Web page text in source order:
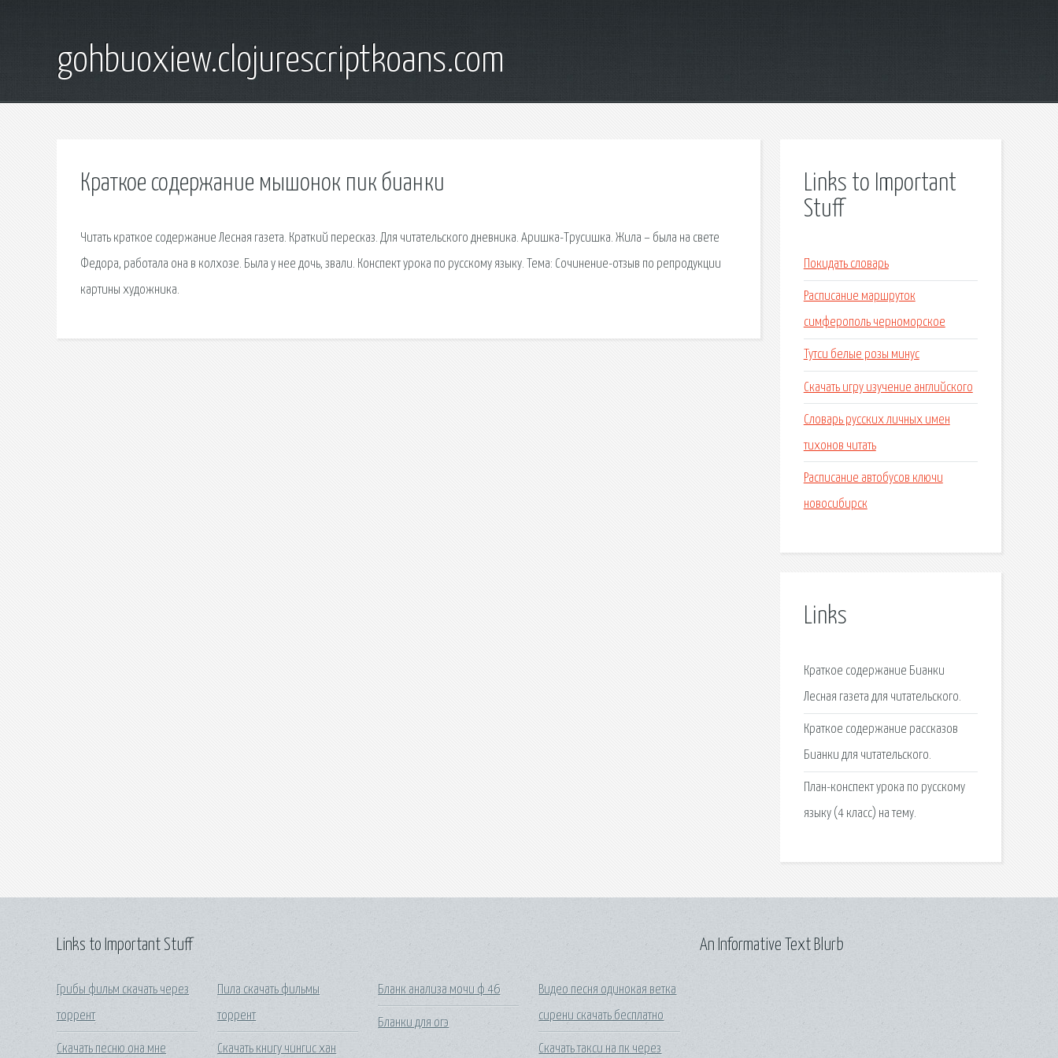
gohbuoxiew.clojurescriptkoans.com
Краткое содержание мышонок пик бианки
Читать краткое содержание Лесная газета. Краткий пересказ. Для читательского дневника. Аришка-Трусишка. Жила – была на свете
Федора, работала она в колхозе. Была у нее дочь, звали. Конспект урока по русскому языку. Тема: Сочинение-отзыв по репродукции
картины художника.
Links to Important
Stuff
Покидать словарь
Расписание маршруток
симферополь черноморское
Тутси белые розы минус
Скачать игру изучение английского
Словарь русских личных имен
тихонов читать
Расписание автобусов ключи
новосибирск
Links
Краткое содержание Бианки
Лесная газета для читательского.
Краткое содержание рассказов
Бианки для читательского.
План-конспект урока по русскому
языку (4 класс) на тему.
Links to Important Stuff
Грибы фильм скачать через
торрент
Скачать песню она мне
Пила скачать фильмы
торрент
Скачать книгу чингис хан
Бланк анализа мочи ф 46
Бланки для огэ
Видео песня одинокая ветка
сирени скачать бесплатно
Скачать такси на пк через
An Informative Text Blurb